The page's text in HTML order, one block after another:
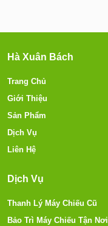
Hà Xuân Bách
Trang Chủ
Giới Thiệu
Sản Phẩm
Dịch Vụ
Liên Hệ
Dịch Vụ
Thanh Lý Máy Chiếu Cũ
Bảo Trì Máy Chiếu Tận Nơi